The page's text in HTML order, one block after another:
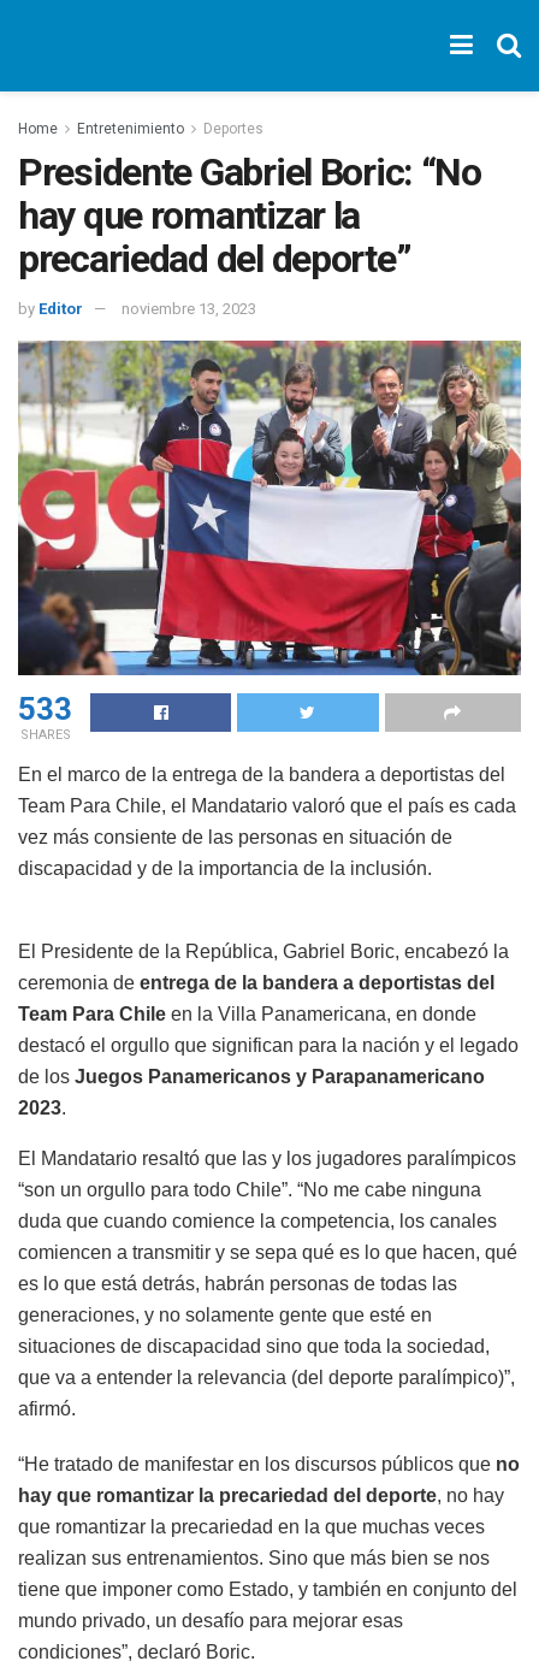
Home Entretenimiento Deportes
Presidente Gabriel Boric: “No
hay que romantizar la
precariedad del deporte”
by Editor noviembre 13, 2023
533
SHARES
En el marco de la entrega de la bandera a deportistas del
Team Para Chile, el Mandatario valoró que el país es cada
vez más consiente de las personas en situación de
discapacidad y de la importancia de la inclusión.
El Presidente de la República, Gabriel Boric, encabezó la
ceremonia de entrega de la bandera a deportistas del
Team Para Chile en la Villa Panamericana, en donde
destacó el orgullo que significan para la nación y el legado
de los Juegos Panamericanos y Parapanamericano
2023.
El Mandatario resaltó que las y los jugadores paralímpicos
“son un orgullo para todo Chile”. “No me cabe ninguna
duda que cuando comience la competencia, los canales
comiencen a transmitir y se sepa qué es lo que hacen, qué
es lo que está detrás, habrán personas de todas las
generaciones, y no solamente gente que esté en
situaciones de discapacidad sino que toda la sociedad,
que va a entender la relevancia (del deporte paralímpico)”,
afirmó.
“He tratado de manifestar en los discursos públicos que no
hay que romantizar la precariedad del deporte, no hay
que romantizar la precariedad en la que muchas veces
realizan sus entrenamientos. Sino que más bien se nos
tiene que imponer como Estado, y también en conjunto del
mundo privado, un desafío para mejorar esas
condiciones”, declaró Boric.